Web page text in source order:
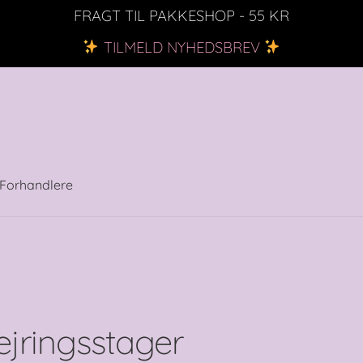
FRAGT TIL PAKKESHOP - 55 KR
TILMELD NYHEDSBREV
Forhandlere